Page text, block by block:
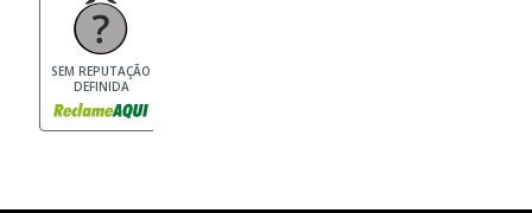
SEM REPUTAÇÃO
DEFINIDA